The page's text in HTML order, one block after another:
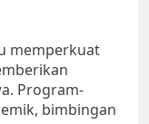
memperkuat
Program-
bimbingan